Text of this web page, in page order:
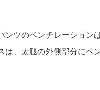
ツのベンチレーション
、太腿の外側部分にベ